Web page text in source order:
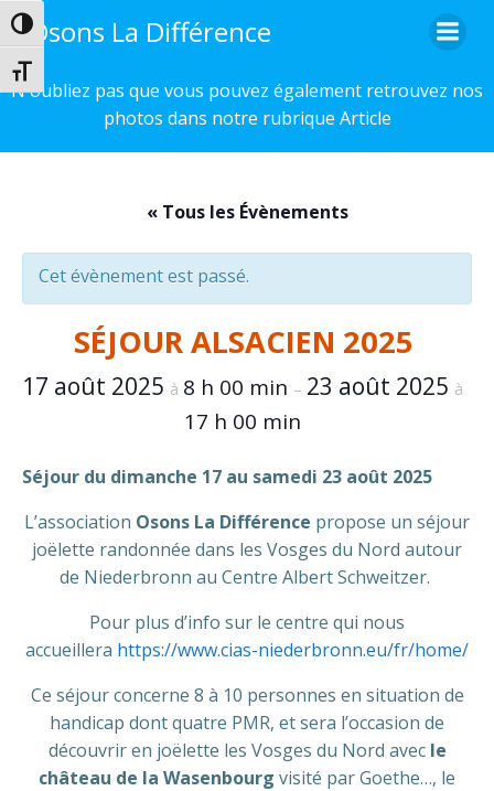
Passer en contraste élevé
Changer la taille de la police
au
Osons La Différence
N'oubliez pas que vous pouvez également retrouvez nos
photos dans notre rubrique Article
« Tous les Évènements
Cet évènement est passé.
SÉJOUR ALSACIEN 2025
17 août 2025 à 8 h 00 min – 23 août 2025 à
17 h 00 min
Séjour du dimanche 17 au samedi 23 août 2025
L’association Osons La Différence propose un séjour
joëlette randonnée dans les Vosges du Nord autour
de Niederbronn au Centre Albert Schweitzer.
Pour plus d’info sur le centre qui nous
accueillera https://www.cias-niederbronn.eu/fr/home/
Ce séjour concerne 8 à 10 personnes en situation de
handicap dont quatre PMR, et sera l’occasion de
découvrir en joëlette les Vosges du Nord avec le
château de la Wasenbourg visité par Goethe…, le